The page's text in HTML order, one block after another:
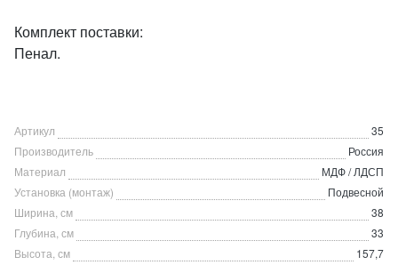
Комплект поставки:
Пенал.
Артикул
35
Производитель
Россия
Материал
МДФ / ЛДСП
Установка (монтаж)
Подвесной
Ширина, см
38
Глубина, см
33
Высота, см
157,7